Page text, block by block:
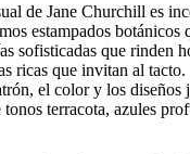
de Jane Churchill es
estampados botánicos
sofisticadas que rinden
ricas que invitan al
el color y los diseños
terracota, azules